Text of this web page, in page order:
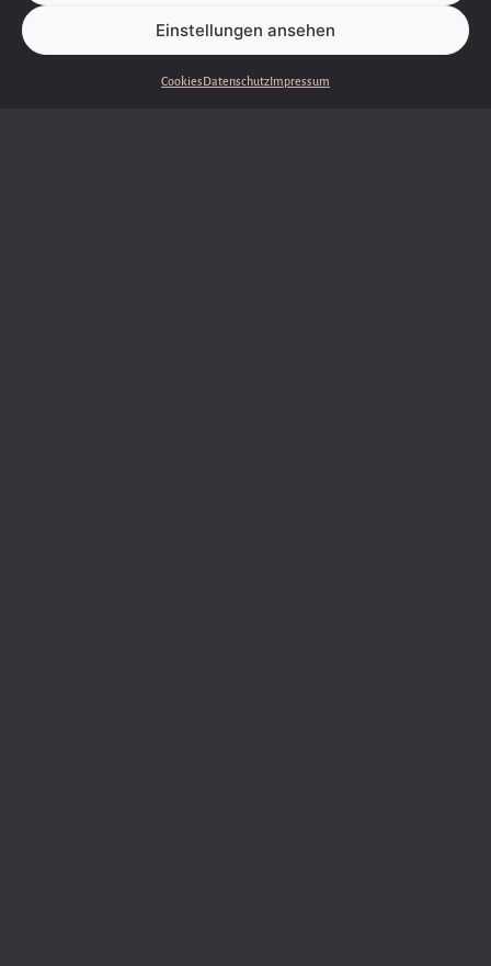
Einstellungen ansehen
CookiesDatenschutzImpressum